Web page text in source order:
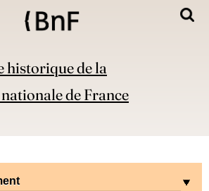
historique de la
de France